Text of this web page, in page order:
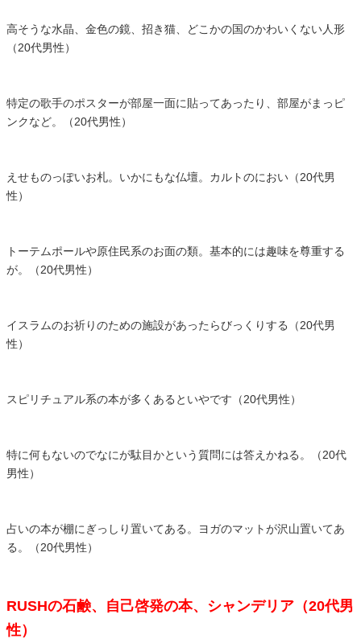
高そうな水晶、金色の鏡、招き猫、どこかの国のかわいくない人形
（20代男性）
特定の歌手のポスターが部屋一面に貼ってあったり、部屋がまっピ
ンクなど。（20代男性）
えせものっぽいお札。いかにもな仏壇。カルトのにおい（20代男
性）
トーテムポールや原住民系のお面の類。基本的には趣味を尊重する
が。（20代男性）
イスラムのお祈りのための施設があったらびっくりする（20代男
性）
スピリチュアル系の本が多くあるといやです（20代男性）
特に何もないのでなにが駄目かという質問には答えかねる。（20代
男性）
占いの本が棚にぎっしり置いてある。ヨガのマットが沢山置いてあ
る。（20代男性）
RUSHの石鹸、自己啓発の本、シャンデリア（20代男
性）